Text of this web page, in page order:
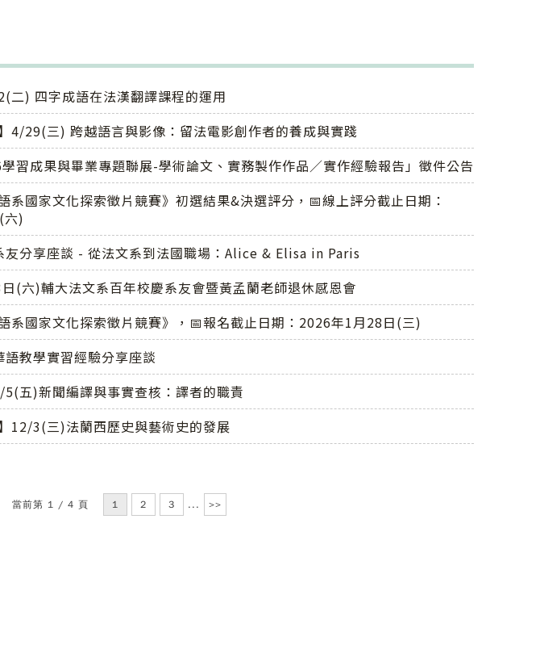
二) 四字成語在法漢翻譯課程的運用
4/29(三) 跨越語言與影像：留法電影創作者的養成與實踐
習成果與畢業專題聯展-學術論文、實務製作作品／實作經驗報告」徵件公告
系國家文化探索徵片競賽》初選結果&決選評分，📅線上評分截止日期：
六)
分享座談 - 從法文系到法國職場：Alice & Elisa in Paris
(六)輔大法文系百年校慶系友會暨黃孟蘭老師退休感恩會
系國家文化探索徵片競賽》，📅報名截止日期：2026年1月28日(三)
教學實習經驗分享座談
5(五)新聞編譯與事實查核：譯者的職責
12/3(三)法蘭西歷史與藝術史的發展
當前第 1 / 4 頁 1 2 3 ... >>